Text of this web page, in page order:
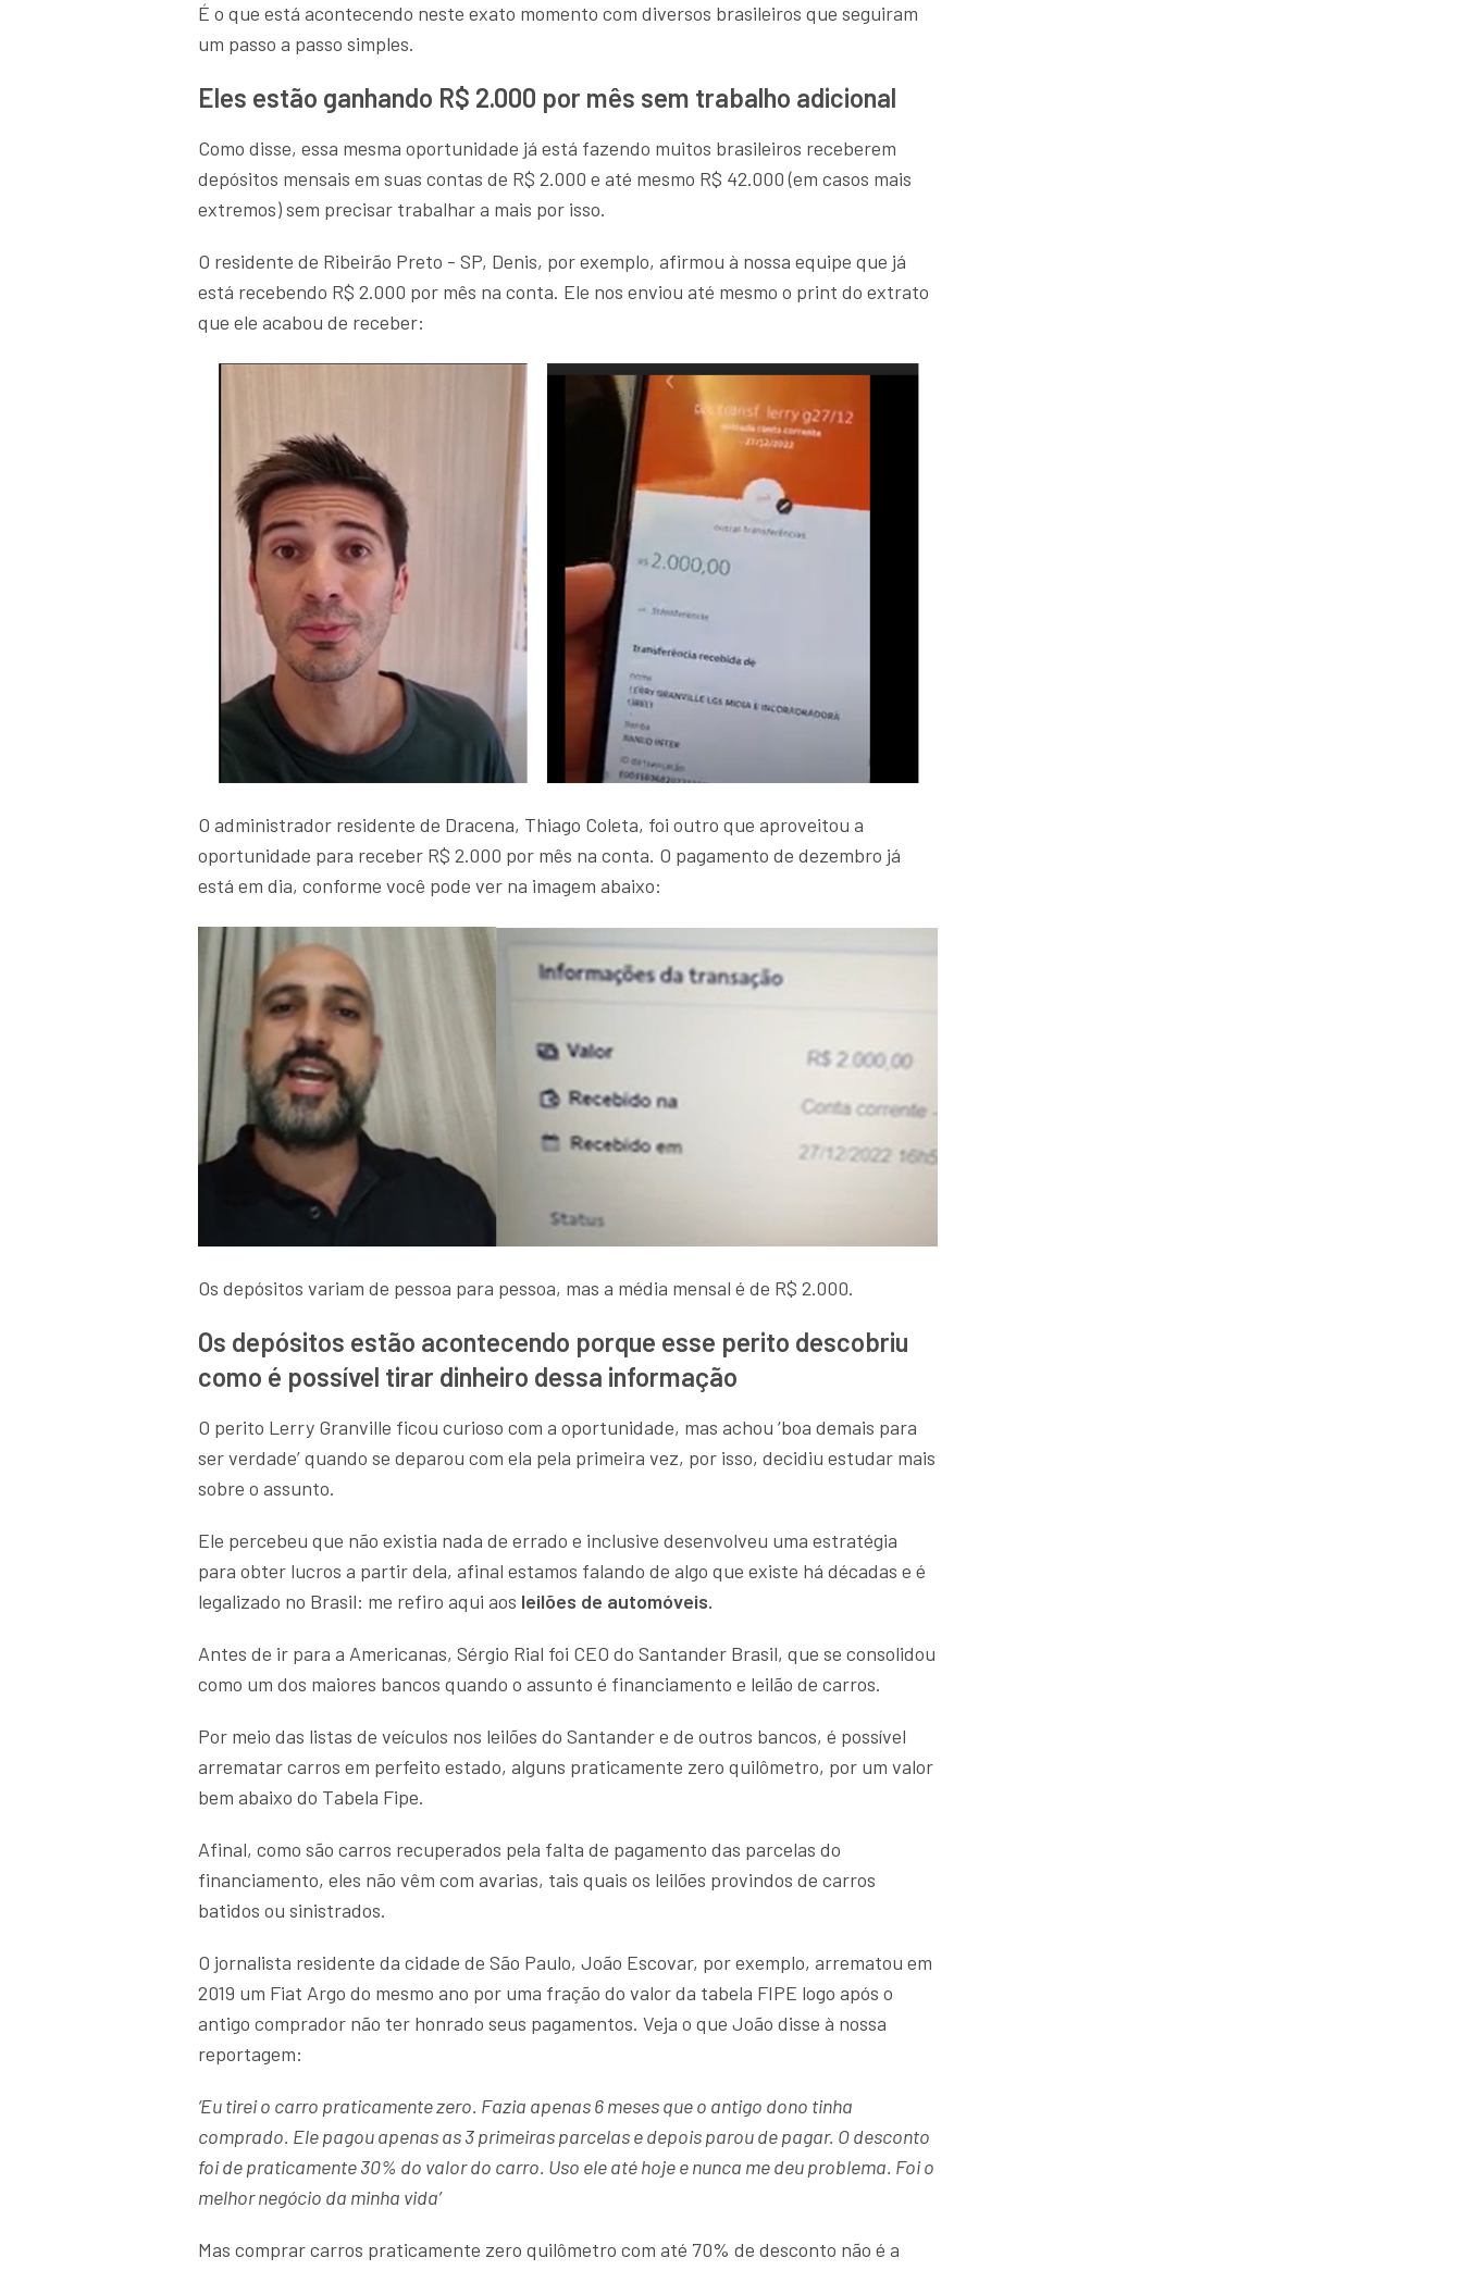
É o que está acontecendo neste exato momento com diversos brasileiros que seguiram
um passo a passo simples.
Eles estão ganhando R$ 2.000 por mês sem trabalho adicional
Como disse, essa mesma oportunidade já está fazendo muitos brasileiros receberem
depósitos mensais em suas contas de R$ 2.000 e até mesmo R$ 42.000 (em casos mais
extremos) sem precisar trabalhar a mais por isso.
O residente de Ribeirão Preto - SP, Denis, por exemplo, afirmou à nossa equipe que já
está recebendo R$ 2.000 por mês na conta. Ele nos enviou até mesmo o print do extrato
que ele acabou de receber:
O administrador residente de Dracena, Thiago Coleta, foi outro que aproveitou a
oportunidade para receber R$ 2.000 por mês na conta. O pagamento de dezembro já
está em dia, conforme você pode ver na imagem abaixo:
Os depósitos variam de pessoa para pessoa, mas a média mensal é de R$ 2.000.
Os depósitos estão acontecendo porque esse perito descobriu
como é possível tirar dinheiro dessa informação
O perito Lerry Granville ficou curioso com a oportunidade, mas achou ‘boa demais para
ser verdade’ quando se deparou com ela pela primeira vez, por isso, decidiu estudar mais
sobre o assunto.
Ele percebeu que não existia nada de errado e inclusive desenvolveu uma estratégia
para obter lucros a partir dela, afinal estamos falando de algo que existe há décadas e é
legalizado no Brasil: me refiro aqui aos leilões de automóveis.
Antes de ir para a Americanas, Sérgio Rial foi CEO do Santander Brasil, que se consolidou
como um dos maiores bancos quando o assunto é financiamento e leilão de carros.
Por meio das listas de veículos nos leilões do Santander e de outros bancos, é possível
arrematar carros em perfeito estado, alguns praticamente zero quilômetro, por um valor
bem abaixo do Tabela Fipe.
Afinal, como são carros recuperados pela falta de pagamento das parcelas do
financiamento, eles não vêm com avarias, tais quais os leilões provindos de carros
batidos ou sinistrados.
O jornalista residente da cidade de São Paulo, João Escovar, por exemplo, arrematou em
2019 um Fiat Argo do mesmo ano por uma fração do valor da tabela FIPE logo após o
antigo comprador não ter honrado seus pagamentos. Veja o que João disse à nossa
reportagem:
‘Eu tirei o carro praticamente zero. Fazia apenas 6 meses que o antigo dono tinha
comprado. Ele pagou apenas as 3 primeiras parcelas e depois parou de pagar. O desconto
foi de praticamente 30% do valor do carro. Uso ele até hoje e nunca me deu problema. Foi o
melhor negócio da minha vida’
Mas comprar carros praticamente zero quilômetro com até 70% de desconto não é a